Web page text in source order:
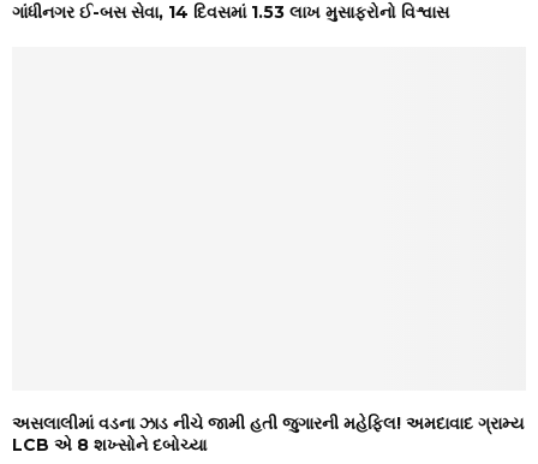
ગાંધીનગર ઈ-બસ સેવા, 14 દિવસમાં 1.53 લાખ મુસાફરોનો વિશ્વાસ
અસલાલીમાં વડના ઝાડ નીચે જામી હતી જુગારની મહેફિલ! અમદાવાદ ગ્રામ્ય
LCB એ 8 શખ્સોને દબોચ્યા